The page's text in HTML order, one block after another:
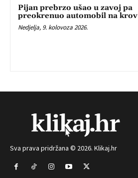
Pijan prebrzo ušao u zavoj pa
preokrenuo automobil na krov
Nedjelja, 9. kolovoza 2026.
Sva prava pridržana © 2026. Klikaj.hr